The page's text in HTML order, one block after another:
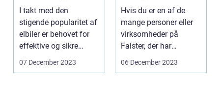
elbilsejere
I takt med den
stigende popularitet af
elbiler er behovet for
effektive og sikre
opladningslø...
07 December 2023
håndtere dit
Hvis du er en af de
mange personer eller
virksomheder på
Falster, der har
udfordringer med vin...
06 December 2023